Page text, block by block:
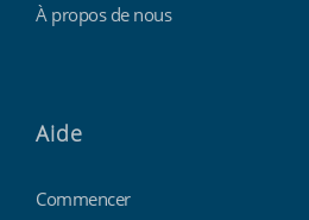
À propos de nous
Aide
Commencer